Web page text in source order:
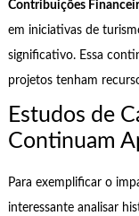
Contribuições
em iniciativas de
significativo. Essa
projetos tenham
Estudos de
Continuam
Para exemplificar o
interessante analisar